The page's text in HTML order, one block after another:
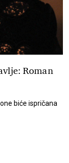
Roman
biće ispričana